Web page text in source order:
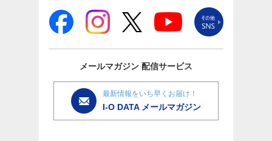
メールマガジン 配信サービス
最新情報をいち早くお届け！
I-O DATA メールマガジン